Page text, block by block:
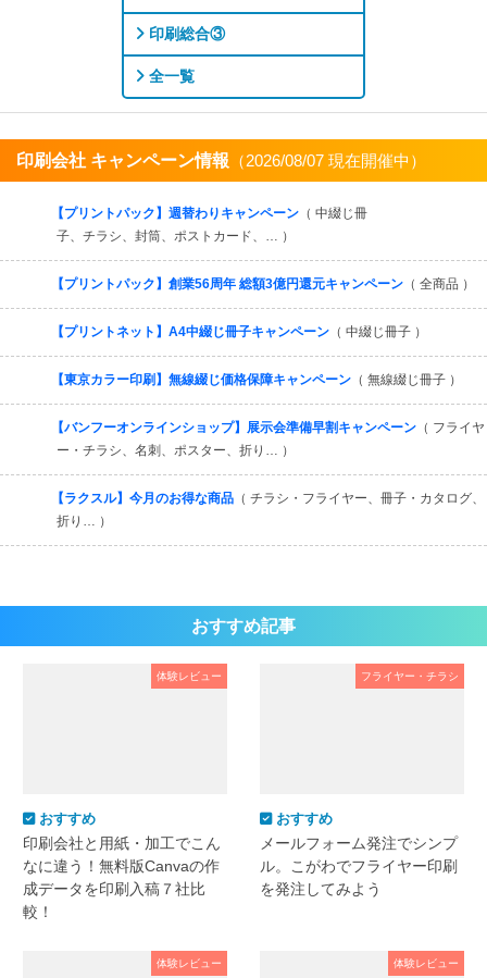
印刷総合③
全一覧
印刷会社 キャンペーン情報 （2026/08/07 現在開催中）
【プリントパック】週替わりキャンペーン （ 中綴じ冊
子、チラシ、封筒、ポストカード、… ）
【プリントパック】創業56周年 総額3億円還元キャンペーン （ 全商品 ）
【プリントネット】A4中綴じ冊子キャンペーン （ 中綴じ冊子 ）
【東京カラー印刷】無線綴じ価格保障キャンペーン （ 無線綴じ冊子 ）
【バンフーオンラインショップ】展示会準備早割キャンペーン （ フライヤ
ー・チラシ、名刺、ポスター、折り… ）
【ラクスル】今月のお得な商品 （ チラシ・フライヤー、冊子・カタログ、
折り… ）
おすすめ記事
体験レビュー
おすすめ
印刷会社と用紙・加工でこん
なに違う！無料版Canvaの作
成データを印刷入稿７社比
較！
フライヤー・チラシ
おすすめ
メールフォーム発注でシンプ
ル。こがわでフライヤー印刷
を発注してみよう
体験レビュー 体験レビュー